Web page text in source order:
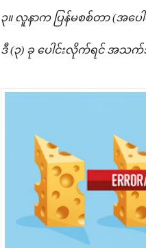
၃။ လူနာက ပြန်မစစ်တာ (အပေ
ဒီ (၃) ခု ပေါင်းလိုက်ရင် အသက်